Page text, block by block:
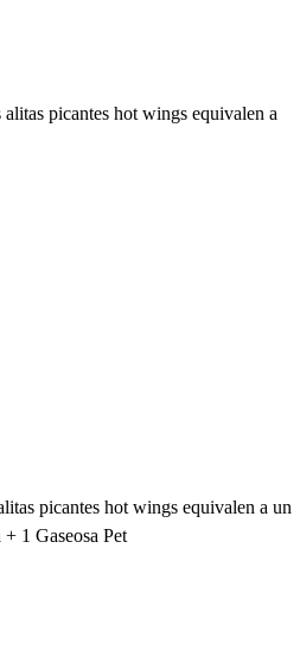
picantes hot wings equivalen a
picantes hot wings equivalen a un
1 Gaseosa Pet